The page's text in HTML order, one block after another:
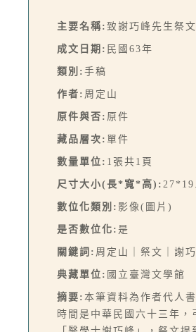
主要名稱: 致謝巧峰先生祭文
成文日期: 民國63年
類別: 手稿
作者: 周定山
原件與否: 原件
藏品層次: 單件
數量單位: 1張共1頁
尺寸大小(長*寬*高):
數位化類別: 影像(圖片)
是否數位化: 是
關鍵詞: 周定山｜祭文｜謝
典藏單位: 國立臺灣文學館
摘要: 本筆資料為作者代人
時間是中華民國六十三年，